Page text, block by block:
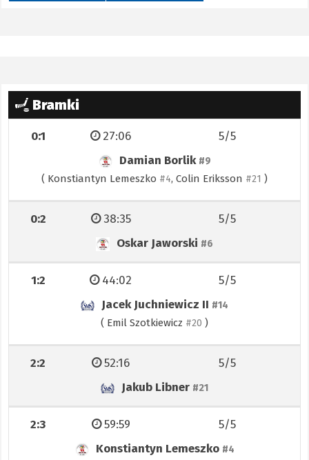
Bramki
0:1
Damian Borlik #9
( Konstiantyn Lemeszko #4, Colin Eriksson #21 )
5/5
27:06
0:2
Oskar Jaworski #6
5/5
38:35
1:2
Jacek Juchniewicz II #14
( Emil Szotkiewicz #20 )
5/5
44:02
2:2
Jakub Libner #21
5/5
52:16
2:3
Konstiantyn Lemeszko #4
5/5
59:59